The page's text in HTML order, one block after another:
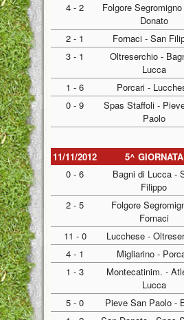
4 - 2
Folgore
Donato
2 - 1 Fornaci - San
3 - 1
Oltreserchio -
Lucca
1 - 6 Porcari -
0 - 9
Spas Staffoli -
Paolo
11/11/2012 5^ GIORNATA
0 - 6
Bagni di Lucca -
Filippo
2 - 5
Folgore
Fornaci
11 - 0 Lucchese -
4 - 1
Migliarino -
1 - 3
Montecatinim. -
Lucca
5 - 0 Pieve San Paolo -